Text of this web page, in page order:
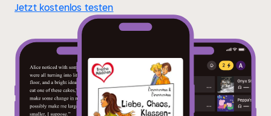
Jetzt kostenlos testen